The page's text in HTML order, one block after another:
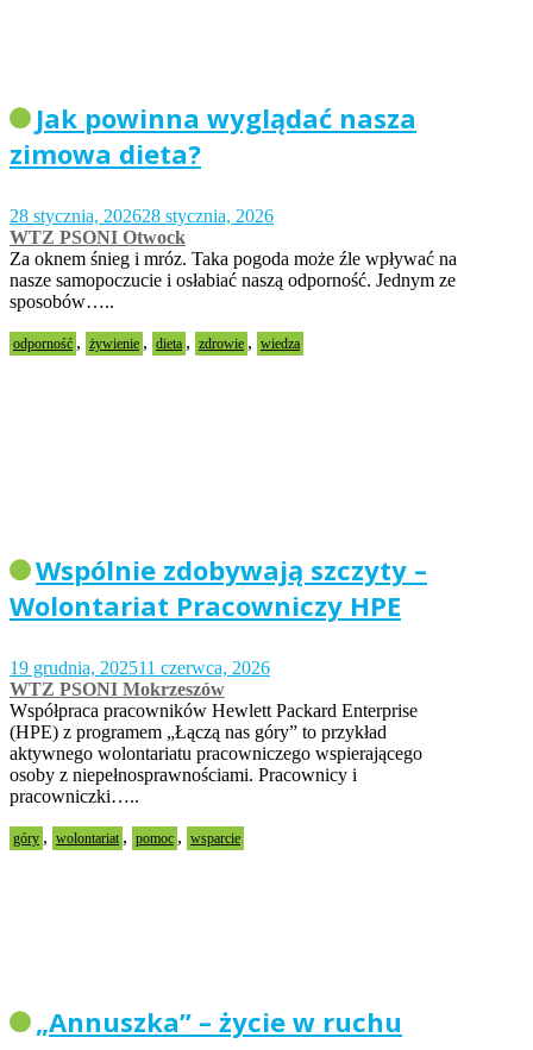
Jak powinna wyglądać nasza
zimowa dieta?
28 stycznia, 202628 stycznia, 2026
WTZ PSONI Otwock
Za oknem śnieg i mróz. Taka pogoda może źle wpływać na
nasze samopoczucie i osłabiać naszą odporność. Jednym ze
sposobów…..
odporność , żywienie , dieta , zdrowie , wiedza
Wspólnie zdobywają szczyty –
Wolontariat Pracowniczy HPE
19 grudnia, 202511 czerwca, 2026
WTZ PSONI Mokrzeszów
Współpraca pracowników Hewlett Packard Enterprise
(HPE) z programem „Łączą nas góry” to przykład
aktywnego wolontariatu pracowniczego wspierającego
osoby z niepełnosprawnościami. Pracownicy i
pracowniczki…..
góry , wolontariat , pomoc , wsparcie
„Annuszka” – życie w ruchu